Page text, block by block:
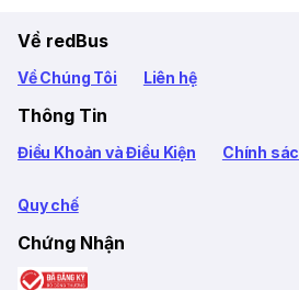
Về redBus
Về Chúng Tôi Liên hệ
Thông Tin
Điều Khoản và Điều Kiện Chính
Quy chế
Chứng Nhận